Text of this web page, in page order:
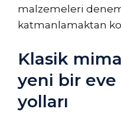
malzemeleri
katmanlamaktan
Klasik
yeni bir
yolları